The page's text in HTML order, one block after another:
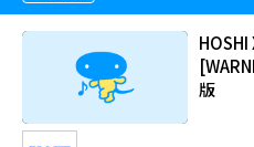
HOSHI
版